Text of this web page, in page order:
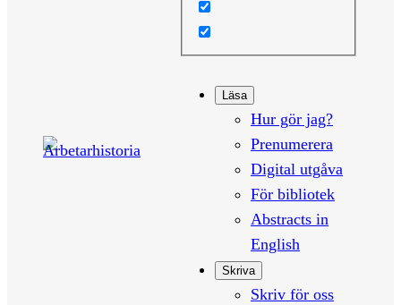
Läsa
Hur gör jag?
Prenumerera
Digital utgåva
För bibliotek
Abstracts in
English
Skriva
Skriv för oss